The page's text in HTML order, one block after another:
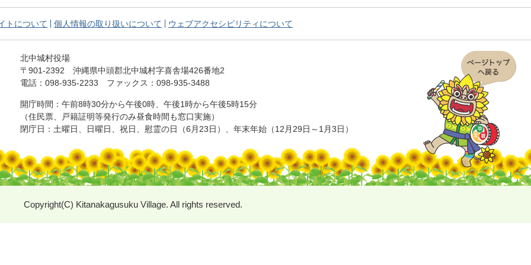
トについて 個人情報の取り扱いについて ウェブアクセシビリティについて
北中城村役場
〒901-2392 沖縄県中頭郡北中城村字喜舎場426番地2
電話：098-935-2233 ファックス：098-935-3488
開庁時間：午前8時30分から午後0時、 午後1時から午後5時15分
（住民票、戸籍証明等発行のみ昼食時間も窓口実施）
閉庁日：土曜日、日曜日、祝日、慰霊の日（6月23日）、年末年始（12月29日～1月3日）
Copyright(C) Kitanakagusuku Village. All rights reserved.